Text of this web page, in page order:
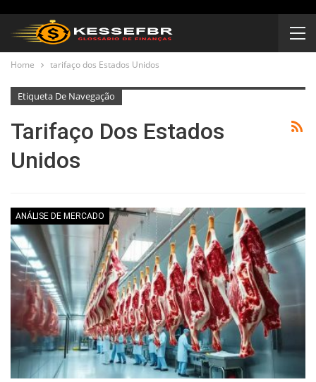
Home tarifaço dos Estados Unidos
Etiqueta De Navegação
Tarifaço Dos Estados
Unidos
ANÁLISE DE MERCADO